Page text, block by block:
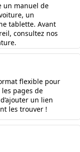
un manuel de
un
tablette. Avant
consultez nos
flexible pour
pages de
un lien
les trouver !